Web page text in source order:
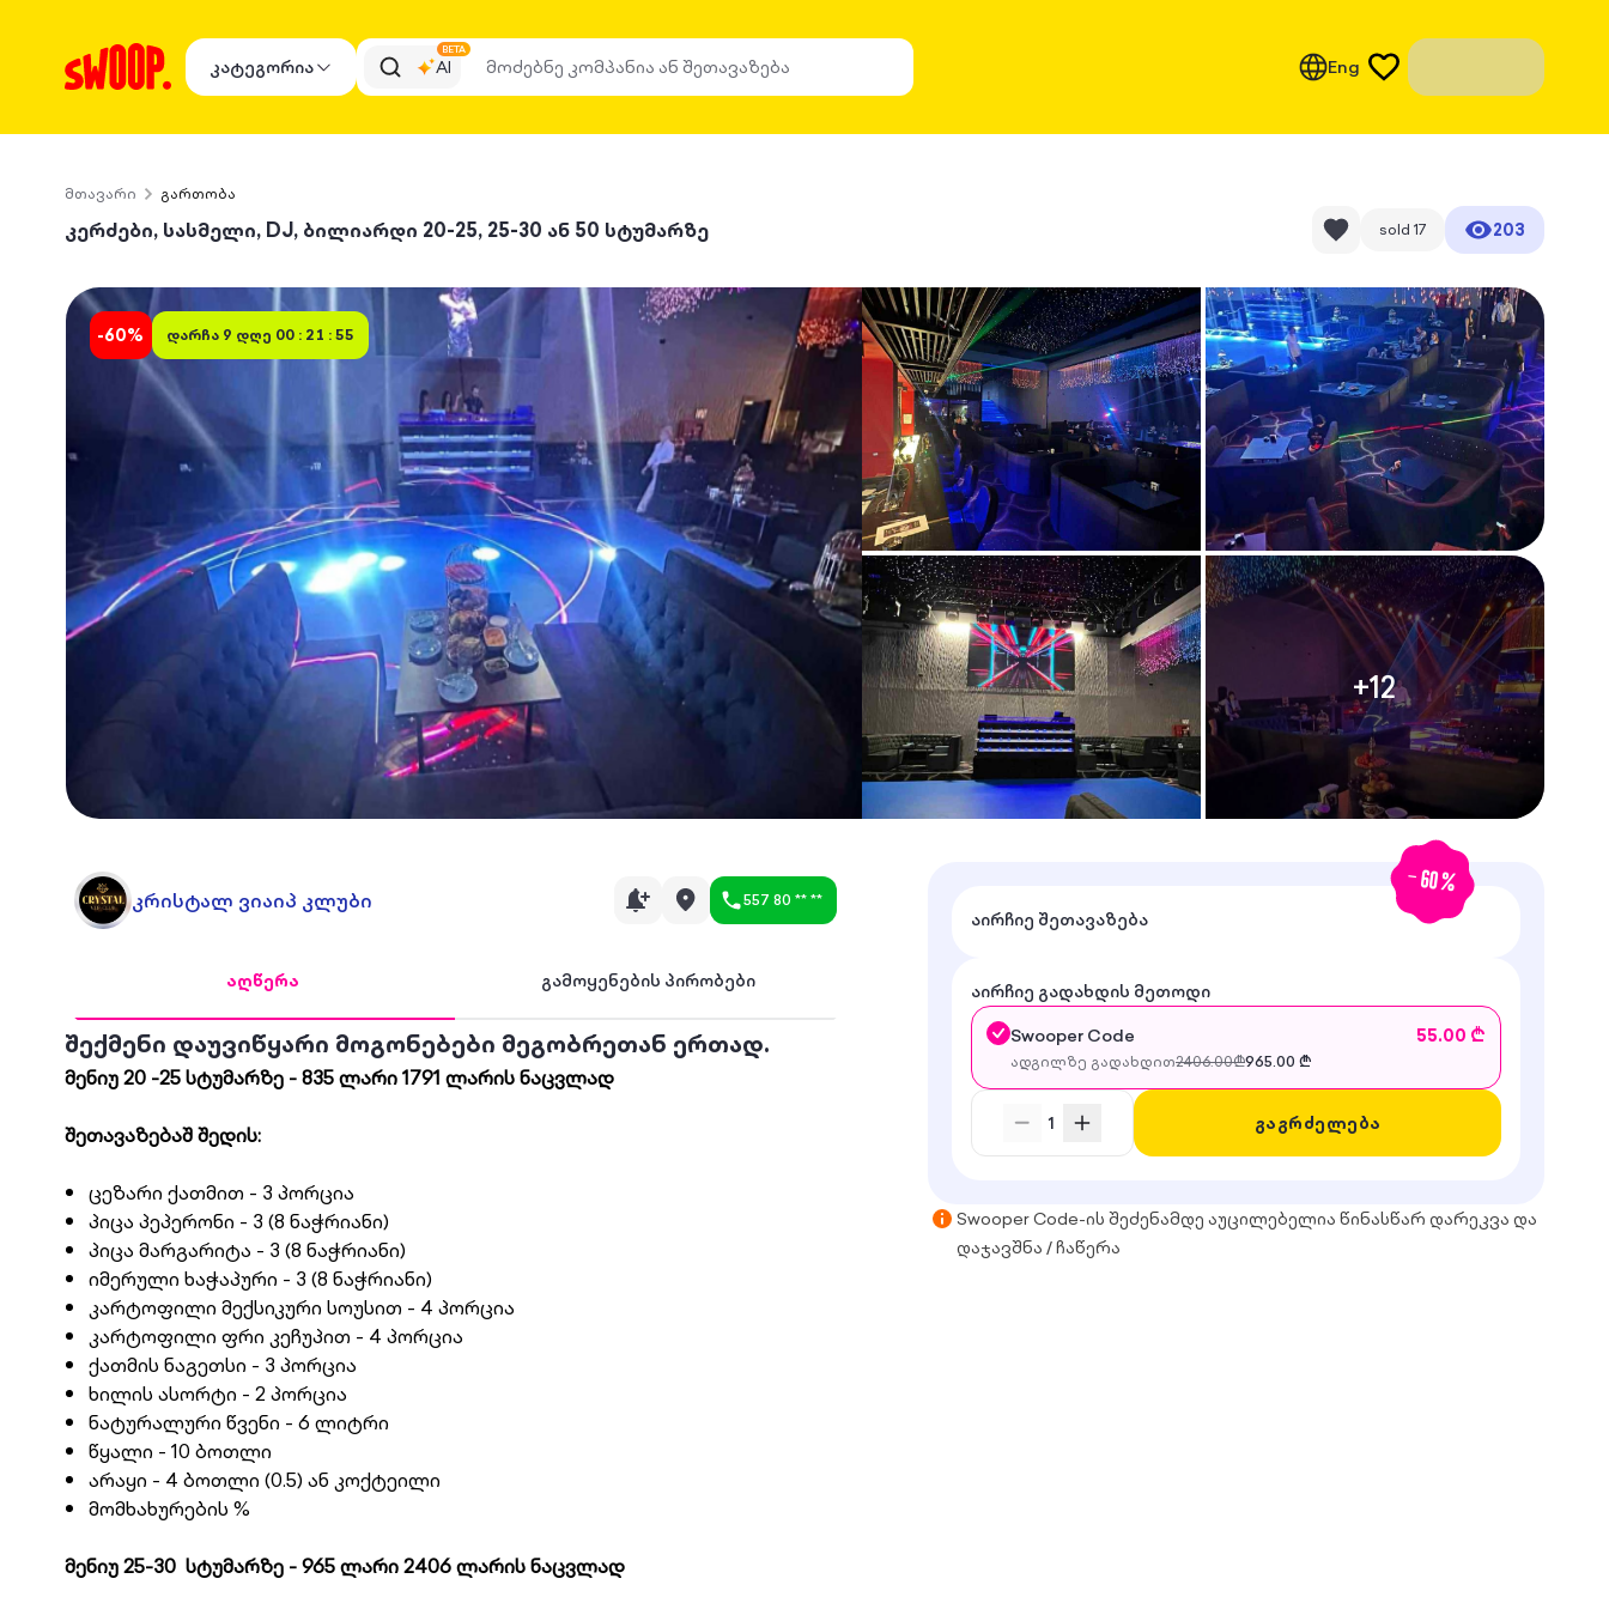
კატეგორია AI
BETA
Eng
მთავარი გართობა
კერძები, სასმელი, DJ, ბილიარდი 20-25, 25-30 ან 50 სტუმარზე sold 17 203
+12
-60% დარჩა 9 დღე 00 : 21 : 55
კრისტალ ვიაიპ კლუბი 557 80 ** **
აღწერა გამოყენების პირობები
შექმენი დაუვიწყარი მოგონებები მეგობრეთან ერთად.
მენიუ 20 -25 სტუმარზე - 835 ლარი 1791 ლარის ნაცვლად
შეთავაზებაშ შედის:
ცეზარი ქათმით - 3 პორცია
პიცა პეპერონი - 3 (8 ნაჭრიანი)
პიცა მარგარიტა - 3 (8 ნაჭრიანი)
იმერული ხაჭაპური - 3 (8 ნაჭრიანი)
კარტოფილი მექსიკური სოუსით - 4 პორცია
კარტოფილი ფრი კეჩუპით - 4 პორცია
ქათმის ნაგეთსი - 3 პორცია
ხილის ასორტი - 2 პორცია
ნატურალური წვენი - 6 ლიტრი
წყალი - 10 ბოთლი
არაყი - 4 ბოთლი (0.5) ან კოქტეილი
მომხახურების %
მენიუ 25-30 სტუმარზე - 965 ლარი 2406 ლარის ნაცვლად
-60%
აირჩიე შეთავაზება
აირჩიე გადახდის მეთოდი
Swooper Code
55.00 ₾
ადგილზე გადახდით2406.00₾965.00 ₾
1 გაგრძელება
Swooper Code-ის შეძენამდე აუცილებელია წინასწარ დარეკვა და
დაჯავშნა / ჩაწერა